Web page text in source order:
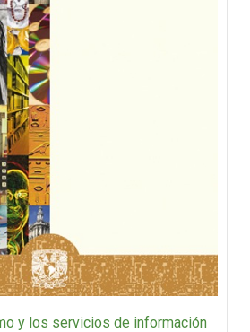
y los servicios de información